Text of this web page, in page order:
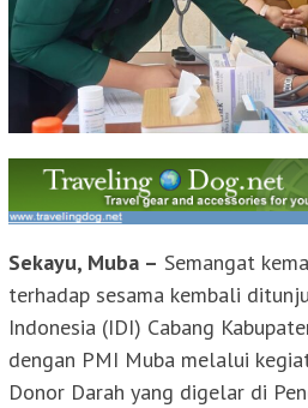
Sekayu, Muba – Semangat
terhadap sesama kembali
Indonesia (IDI) Cabang
dengan PMI Muba melalui
Donor Darah yang digelar di